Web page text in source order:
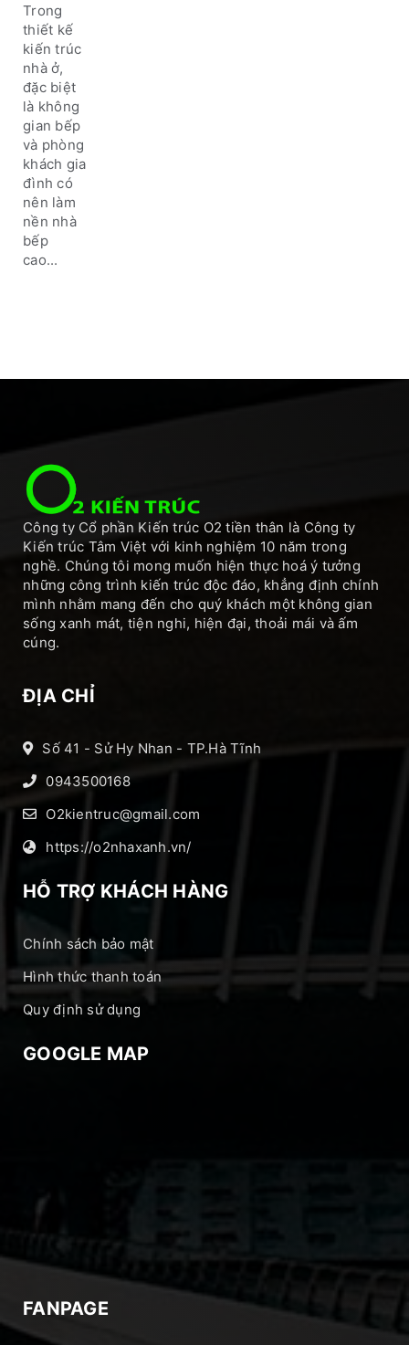
cao hơn
phòng
khách
không?
Trong
thiết kế
kiến trúc
nhà ở,
đặc biệt
là không
gian bếp
và phòng
khách gia
đình có
nên làm
nền nhà
bếp
cao...
Công ty Cổ phần Kiến trúc O2 tiền thân là Công ty
Kiến trúc Tâm Việt với kinh nghiệm 10 năm trong
nghề. Chúng tôi mong muốn hiện thực hoá ý tưởng
những công trình kiến trúc độc đáo, khẳng định chính
mình nhằm mang đến cho quý khách một không gian
sống xanh mát, tiện nghi, hiện đại, thoải mái và ấm
cúng.
ĐỊA CHỈ
Số 41 - Sử Hy Nhan - TP.Hà Tĩnh
0943500168
O2kientruc@gmail.com
https://o2nhaxanh.vn/
HỖ TRỢ KHÁCH HÀNG
Chính sách bảo mật
Hình thức thanh toán
Quy định sử dụng
GOOGLE MAP
FANPAGE